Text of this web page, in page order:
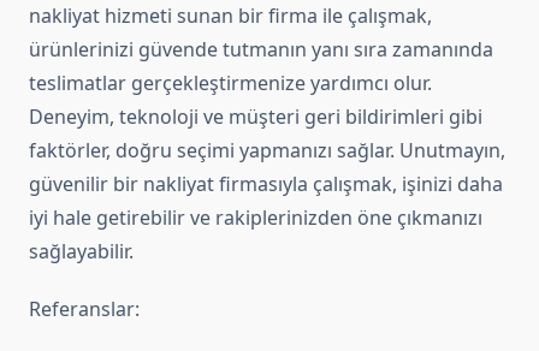
nakliyat hizmeti sunan bir firma ile çalışmak,
ürünlerinizi güvende tutmanın yanı sıra zamanında
teslimatlar gerçekleştirmenize yardımcı olur.
Deneyim, teknoloji ve müşteri geri bildirimleri gibi
faktörler, doğru seçimi yapmanızı sağlar. Unutmayın,
güvenilir bir nakliyat firmasıyla çalışmak, işinizi daha
iyi hale getirebilir ve rakiplerinizden öne çıkmanızı
sağlayabilir.
Referanslar: